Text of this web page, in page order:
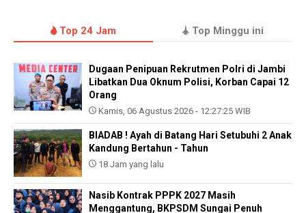
Top 24 Jam Top Minggu ini
Dugaan Penipuan Rekrutmen Polri di Jambi
Libatkan Dua Oknum Polisi, Korban Capai 12
Orang
Kamis, 06 Agustus 2026 - 12:27:25 WIB
BIADAB ! Ayah di Batang Hari Setubuhi 2 Anak
Kandung Bertahun - Tahun
18 Jam yang lalu
Nasib Kontrak PPPK 2027 Masih
Menggantung, BKPSDM Sungai Penuh